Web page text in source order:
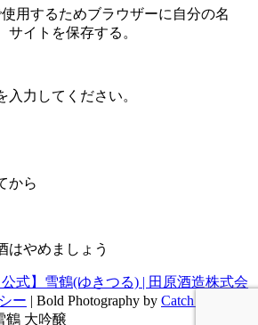
用するためブラウザーに自分の名
イトを保存する。
入力してください。
から
はやめましょう
公式】雪鶴(ゆきつる) | 田原酒造株式会
ー | Bold Photography by Catch Themes
鶴 大吟醸